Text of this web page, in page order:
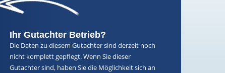
Ihr Gutachter Betrieb?
Die Daten zu diesem Gutachter sind derzeit noch
nicht komplett gepflegt. Wenn Sie dieser
Gutachter sind, haben Sie die Möglichkeit sich an